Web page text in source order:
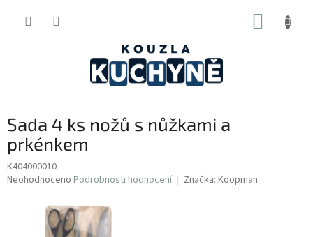
Sada 4 ks nožů s nůžkami a
prkénkem
K404000010
Průměrné
Neohodnoceno Podrobnosti hodnocení Značka: Koopman